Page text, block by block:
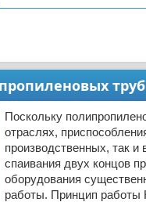
Поскольку
отраслях,
производственных, так
спаивания двух концов
оборудования
работы. Принцип работы